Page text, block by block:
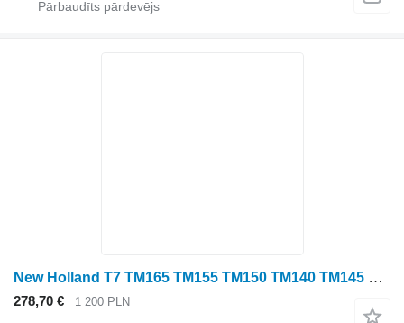
New Holland T7 TM165 TM155 TM150 TM140 TM145 TM180 T6090 Koło Zębate 5162233 pārnesumkārbas zobrats paredzēts New Holland T7 ,TM165 ,TM155, TM150 ,TM140, TM145 ,TM180, T6090 riteņtraktora
278,70 € 1 200 PLN